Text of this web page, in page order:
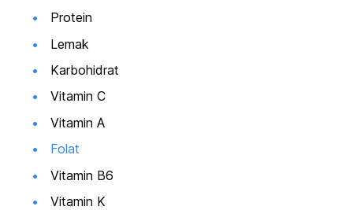
Protein
Lemak
Karbohidrat
Vitamin C
Vitamin A
Folat
Vitamin B6
Vitamin K